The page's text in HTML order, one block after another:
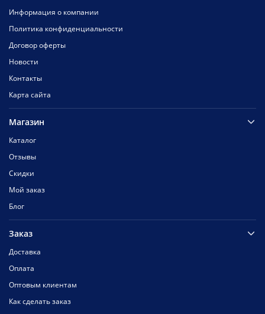
Информация о компании
Политика конфиденциальности
Договор оферты
Новости
Контакты
Карта сайта
Магазин
Каталог
Отзывы
Скидки
Мой заказ
Блог
Заказ
Доставка
Оплата
Оптовым клиентам
Как сделать заказ